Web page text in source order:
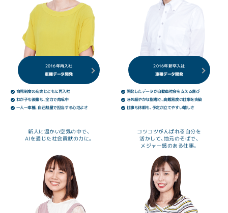
2016年再入社
車種データ開発
育児制度の充実とともに再入社
わが子も後輩も、全力で育成中
一人一車種、自己裁量で担当する心地よさ
2016年新卒入社
車種データ開発
開発したデータが自動車社会を支える喜び
きめ細やかな指導で、高難易度の仕事を突破
仕事も休暇も、予定が立てやすい嬉しさ
新人に温かい空気の中で、
AIを通じた社会貢献の力に。
コツコツがんばれる自分を
活かして、地元のそばで、
メジャー感のある仕事。